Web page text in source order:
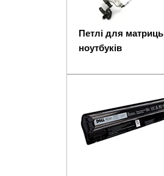
Петлі для матриць
ноутбуків